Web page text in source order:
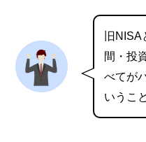
旧
間・投
べてが
いうこ